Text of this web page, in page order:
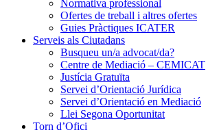
Normativa professional
Ofertes de treball i altres ofertes
Guies Pràctiques ICATER
Serveis als Ciutadans
Busqueu un/a advocat/da?
Centre de Mediació – CEMICAT
Justícia Gratuïta
Servei d’Orientació Jurídica
Servei d’Orientació en Mediació
Llei Segona Oportunitat
Torn d’Ofici